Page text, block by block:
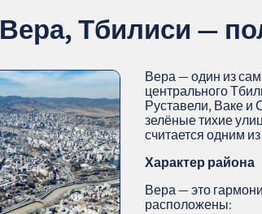
Вера, Тбилиси —
Вера — один из
центрального
Руставели, Ваке и
зелёные тихие
считается одним
Характер района
Вера — это
расположены: